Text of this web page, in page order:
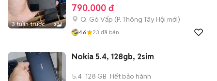
3 tuần trước 3
790.000 đ
Q. Gò Vấp (P. Thông Tây Hội mới)
4.6 23 đã bán
Nokia 5.4, 128gb, 2sim
5.4 128 GB Hết bảo hành